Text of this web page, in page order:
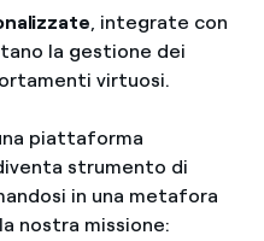
, integrate con
la gestione dei
virtuosi.
piattaforma
strumento di
in una metafora
nostra missione: